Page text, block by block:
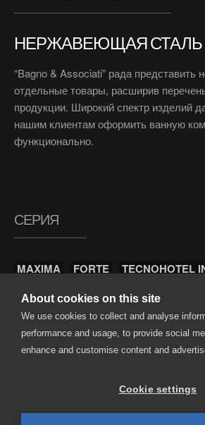
About cookies on this site
We use cookies to collect and analyse
performance and usage, to provide social
enhance and customise content and
Cookie settings
НЕРЖАВЕЮЩАЯ СТАЛЬ
“Bagno & Associati” рада представить
отдельные товары, расширив
продукции. Широкий спектр изделий
нашим клиентам оформить ванную
функционально.
СЕРИЯ
MAXIMA FORTE TECNOHOTEL
Политикой